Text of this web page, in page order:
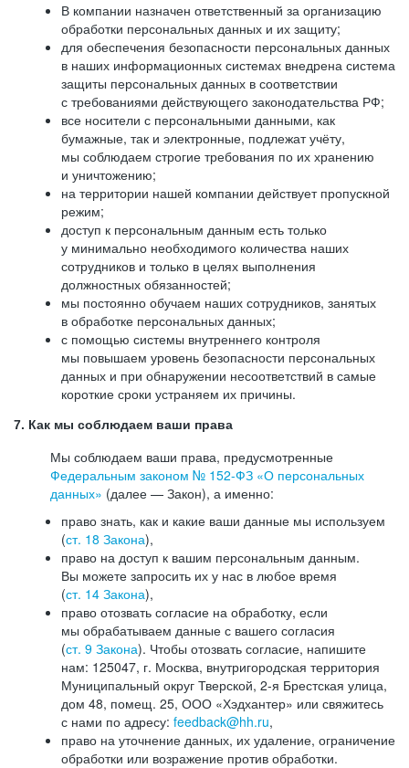
В компании назначен ответственный за организацию
обработки персональных данных и их защиту;
для обеспечения безопасности персональных данных
в наших информационных системах внедрена система
защиты персональных данных в соответствии
с требованиями действующего законодательства РФ;
все носители с персональными данными, как
бумажные, так и электронные, подлежат учёту,
мы соблюдаем строгие требования по их хранению
и уничтожению;
на территории нашей компании действует пропускной
режим;
доступ к персональным данным есть только
у минимально необходимого количества наших
сотрудников и только в целях выполнения
должностных обязанностей;
мы постоянно обучаем наших сотрудников, занятых
в обработке персональных данных;
с помощью системы внутреннего контроля
мы повышаем уровень безопасности персональных
данных и при обнаружении несоответствий в самые
короткие сроки устраняем их причины.
7. Как мы соблюдаем ваши права
Мы соблюдаем ваши права, предусмотренные
Федеральным законом № 152-ФЗ «О персональных
данных» (далее — Закон), а именно:
право знать, как и какие ваши данные мы используем
(ст. 18 Закона),
право на доступ к вашим персональным данным.
Вы можете запросить их у нас в любое время
(ст. 14 Закона),
право отозвать согласие на обработку, если
мы обрабатываем данные с вашего согласия
(ст. 9 Закона). Чтобы отозвать согласие, напишите
нам: 125047, г. Москва, внутригородская территория
Муниципальный округ Тверской, 2-я Брестская улица,
дом 48, помещ. 25, ООО «Хэдхантер» или свяжитесь
с нами по адресу: feedback@hh.ru,
право на уточнение данных, их удаление, ограничение
обработки или возражение против обработки.